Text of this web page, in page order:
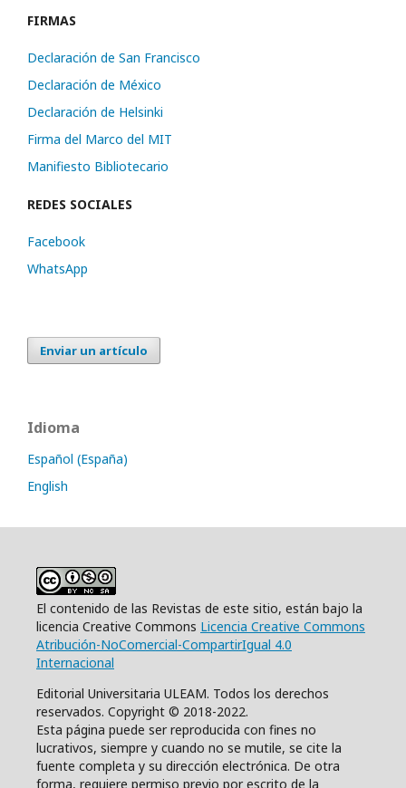
FIRMAS
Declaración de San Francisco
Declaración de México
Declaración de Helsinki
Firma del Marco del MIT
Manifiesto Bibliotecario
REDES SOCIALES
Facebook
WhatsApp
Enviar un artículo
Idioma
Español (España)
English
El contenido de las Revistas de este sitio, están bajo la
licencia Creative Commons Licencia Creative Commons
Atribución-NoComercial-CompartirIgual 4.0
Internacional
Editorial Universitaria ULEAM. Todos los derechos
reservados. Copyright © 2018-2022.
Esta página puede ser reproducida con fines no
lucrativos, siempre y cuando no se mutile, se cite la
fuente completa y su dirección electrónica. De otra
forma, requiere permiso previo por escrito de la